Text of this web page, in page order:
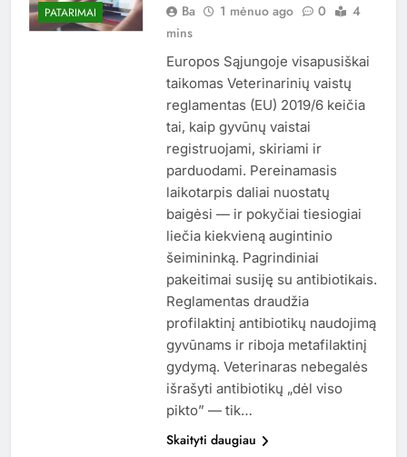
PATARIMAI Ba 1 mėnuo ago 0
4
mins
Europos Sąjungoje visapusiškai
taikomas Veterinarinių vaistų
reglamentas (EU) 2019/6 keičia
tai, kaip gyvūnų vaistai
registruojami, skiriami ir
parduodami. Pereinamasis
laikotarpis daliai nuostatų
baigėsi — ir pokyčiai tiesiogiai
liečia kiekvieną augintinio
šeimininką. Pagrindiniai
pakeitimai susiję su antibiotikais.
Reglamentas draudžia
profilaktinį antibiotikų naudojimą
gyvūnams ir riboja metafilaktinį
gydymą. Veterinaras nebegalės
išrašyti antibiotikų „dėl viso
pikto” — tik…
Skaityti daugiau